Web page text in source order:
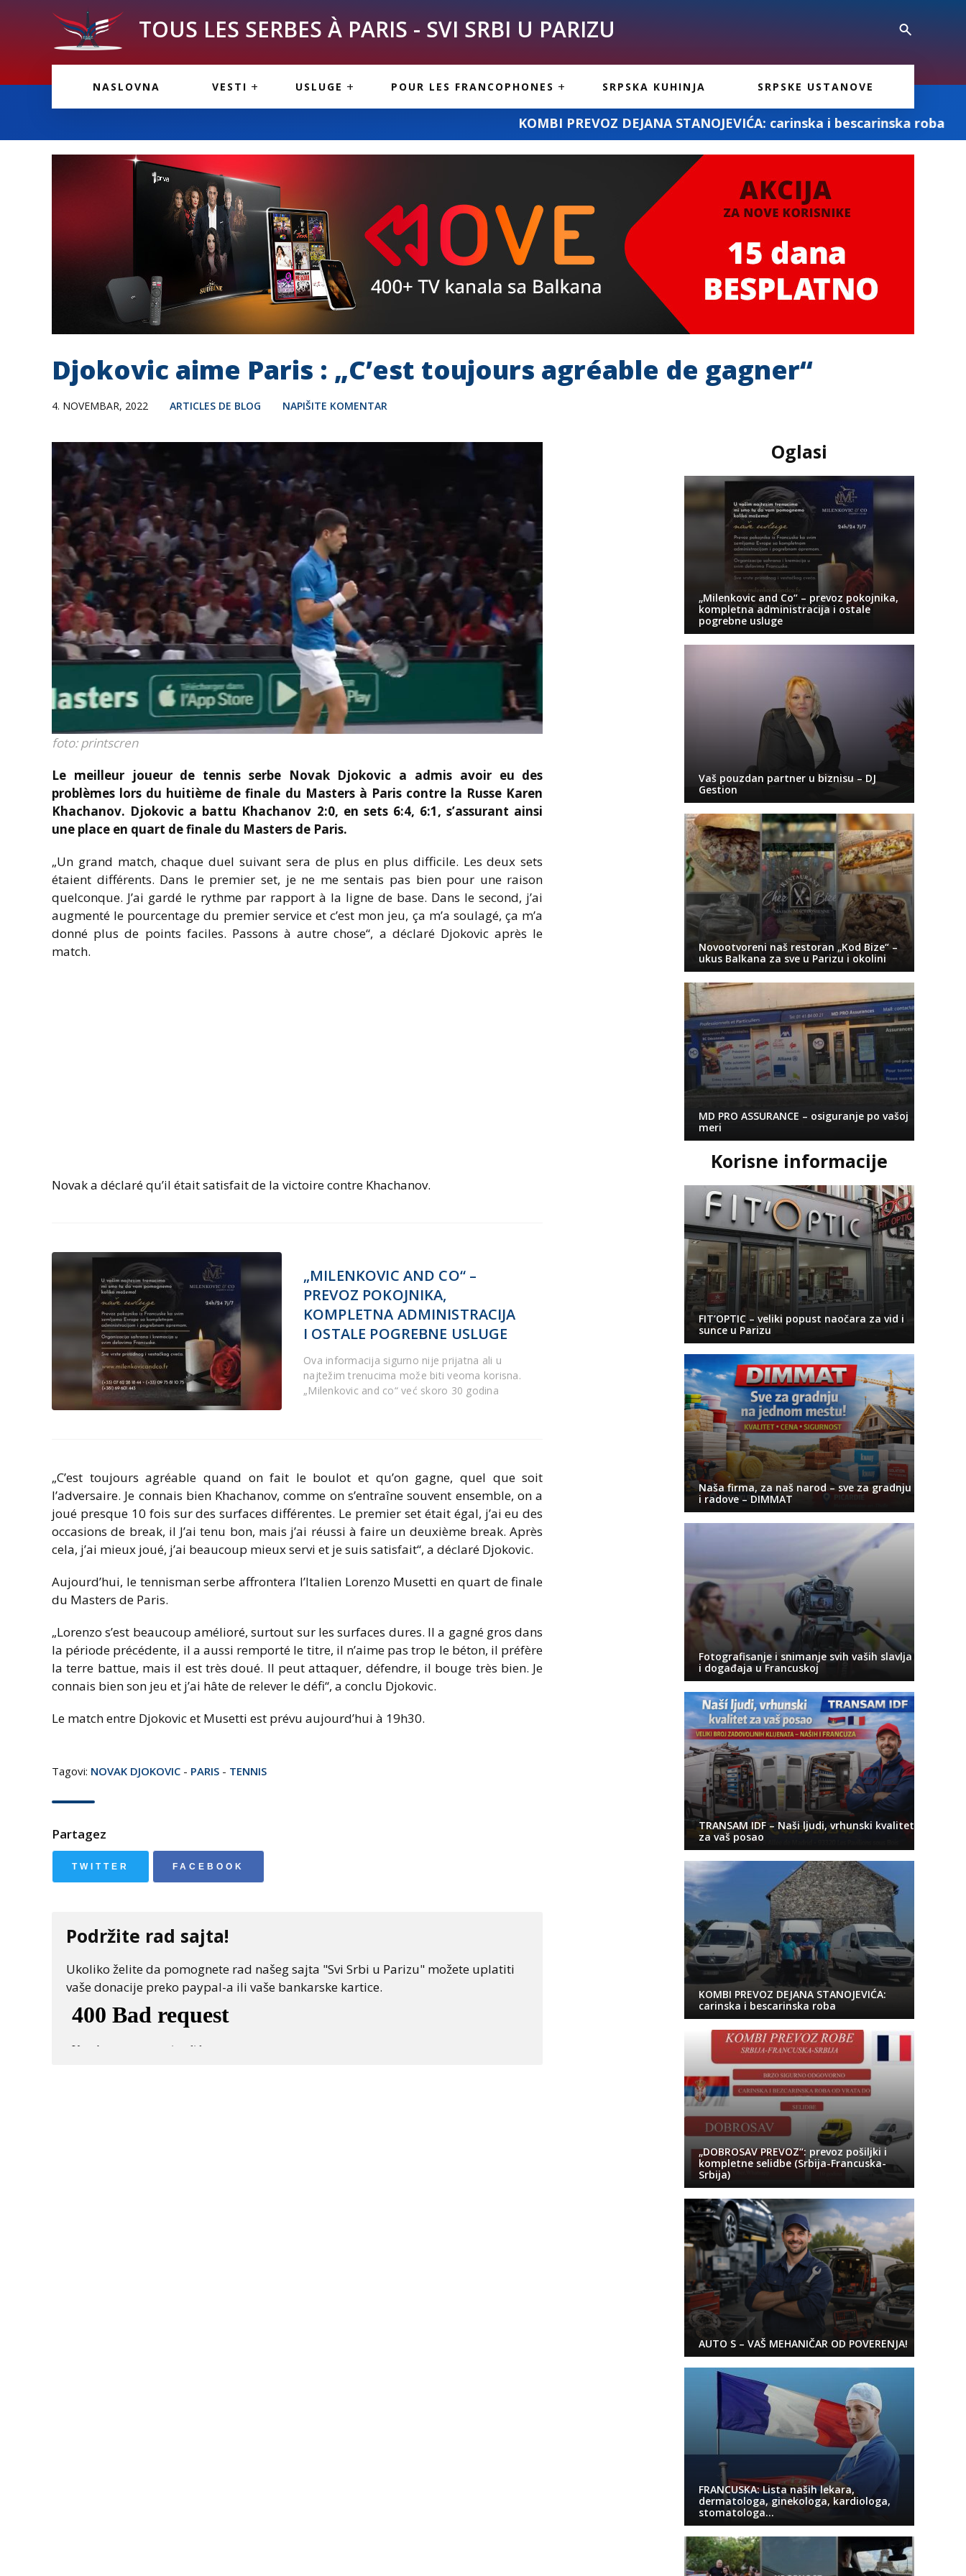
TOUS LES SERBES À PARIS - SVI SRBI U PARIZU
NASLOVNA VESTI USLUGE
INFORMACIJE
POUR LES FRANCOPHONES
PARIS
CUISINE SERBE
SRPSKA KUHINJA SRPSKE USTANOVE
KOMBI PREVOZ DEJANA STANOJEVIĆA: carinska i bescarinska roba MD PRO
Djokovic aime Paris : „C’est toujours agréable de gagner“
4. NOVEMBAR, 2022 ARTICLES DE BLOG NAPIŠITE KOMENTAR
foto: printscren
Le meilleur joueur de tennis serbe Novak Djokovic a admis avoir eu des
problèmes lors du huitième de finale du Masters à Paris contre la Russe Karen
Khachanov. Djokovic a battu Khachanov 2:0, en sets 6:4, 6:1, s’assurant ainsi
une place en quart de finale du Masters de Paris.
„Un grand match, chaque duel suivant sera de plus en plus difficile. Les deux sets
étaient différents. Dans le premier set, je ne me sentais pas bien pour une raison
quelconque. J’ai gardé le rythme par rapport à la ligne de base. Dans le second, j’ai
augmenté le pourcentage du premier service et c’est mon jeu, ça m’a soulagé, ça m’a
donné plus de points faciles. Passons à autre chose“, a déclaré Djokovic après le
match.
Novak a déclaré qu’il était satisfait de la victoire contre Khachanov.
„MILENKOVIC AND CO“ –
PREVOZ POKOJNIKA,
KOMPLETNA ADMINISTRACIJA
I OSTALE POGREBNE USLUGE
Ova informacija sigurno nije prijatna ali u
najtežim trenucima može biti veoma korisna.
„Milenkovic and co“ već skoro 30 godina
„C’est toujours agréable quand on fait le boulot et qu’on gagne, quel que soit
l’adversaire. Je connais bien Khachanov, comme on s’entraîne souvent ensemble, on a
joué presque 10 fois sur des surfaces différentes. Le premier set était égal, j’ai eu des
occasions de break, il J’ai tenu bon, mais j’ai réussi à faire un deuxième break. Après
cela, j’ai mieux joué, j’ai beaucoup mieux servi et je suis satisfait“, a déclaré Djokovic.
Aujourd’hui, le tennisman serbe affrontera l’Italien Lorenzo Musetti en quart de finale
du Masters de Paris.
„Lorenzo s’est beaucoup amélioré, surtout sur les surfaces dures. Il a gagné gros dans
la période précédente, il a aussi remporté le titre, il n’aime pas trop le béton, il préfère
la terre battue, mais il est très doué. Il peut attaquer, défendre, il bouge très bien. Je
connais bien son jeu et j’ai hâte de relever le défi“, a conclu Djokovic.
Le match entre Djokovic et Musetti est prévu aujourd’hui à 19h30.
Tagovi: NOVAK DJOKOVIC - PARIS - TENNIS
Partagez
TWITTER FACEBOOK
Podržite rad sajta!
Ukoliko želite da pomognete rad našeg sajta "Svi Srbi u Parizu" možete uplatiti
vaše donacije preko paypal-a ili vaše bankarske kartice.
Oglasi
„Milenkovic and Co“ – prevoz pokojnika,
kompletna administracija i ostale
pogrebne usluge
Vaš pouzdan partner u biznisu – DJ
Gestion
Novootvoreni naš restoran „Kod Bize“ –
ukus Balkana za sve u Parizu i okolini
MD PRO ASSURANCE – osiguranje po vašoj
meri
Korisne informacije
FIT’OPTIC – veliki popust naočara za vid i
sunce u Parizu
Naša firma, za naš narod – sve za gradnju
i radove – DIMMAT
Fotografisanje i snimanje svih vaših slavlja
i događaja u Francuskoj
TRANSAM IDF – Naši ljudi, vrhunski kvalitet
za vaš posao
KOMBI PREVOZ DEJANA STANOJEVIĆA:
carinska i bescarinska roba
„DOBROSAV PREVOZ“: prevoz pošiljki i
kompletne selidbe (Srbija-Francuska-
Srbija)
AUTO S – VAŠ MEHANIČAR OD POVERENJA!
FRANCUSKA: Lista naših lekara,
dermatologa, ginekologa, kardiologa,
stomatologa…